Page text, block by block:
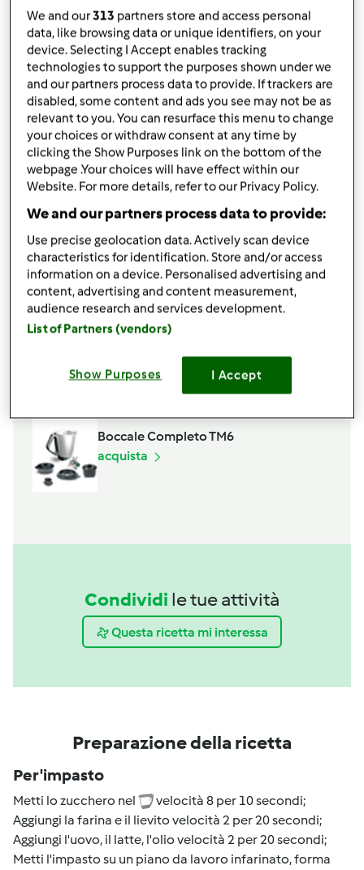
Ingredienti
Impasto
100grammizucchero
250grammifarina
1/2bustinalievito
uovo
grammiolio di semi
30grammilatte
Aggiungi alla lista della spesa
Spatola
Boccale Completo TM6
acquista
Condividi le tue attività
Questa ricetta mi interessa
Preparazione della ricetta
Per 'impasto
Metti lo zucchero nel
velocità 8 per 10 secondi;
Aggiungi la farina e il lievito velocità 2 per 20 secondi;
Aggiungi l'uovo, il latte, l'olio velocità 2 per 20 secondi;
Metti l'impasto su un piano da lavoro infarinato, forma
We and our313 partners store and access personal
data, like browsing data or unique identifiers, on your
device. Selecting I Accept enables tracking
technologies to support the purposes shown under we
and our partners process data to provide. If trackers are
disabled, some content and ads you see may not be as
relevant to you. You can resurface this menu to change
your choices or withdraw consent at any time by
clicking the Show Purposes link on the bottom of the
webpage .Your choices will have effect within our
Website. For more details, refer to our Privacy Policy.
We and our partners process data to provide:
Use precise geolocation data. Actively scan device
characteristics for identification. Store and/or access
information on a device. Personalised advertising and
content, advertising and content measurement,
audience research and services development.
List of Partners (vendors)
Show Purposes I Accept